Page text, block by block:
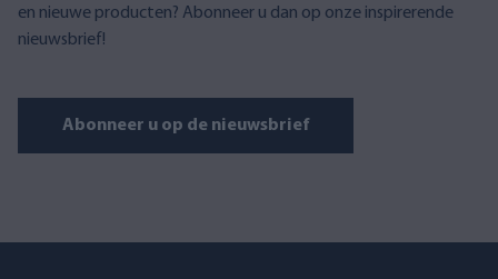
en nieuwe producten? Abonneer u dan op onze inspirerende
nieuwsbrief!
Abonneer u op de nieuwsbrief